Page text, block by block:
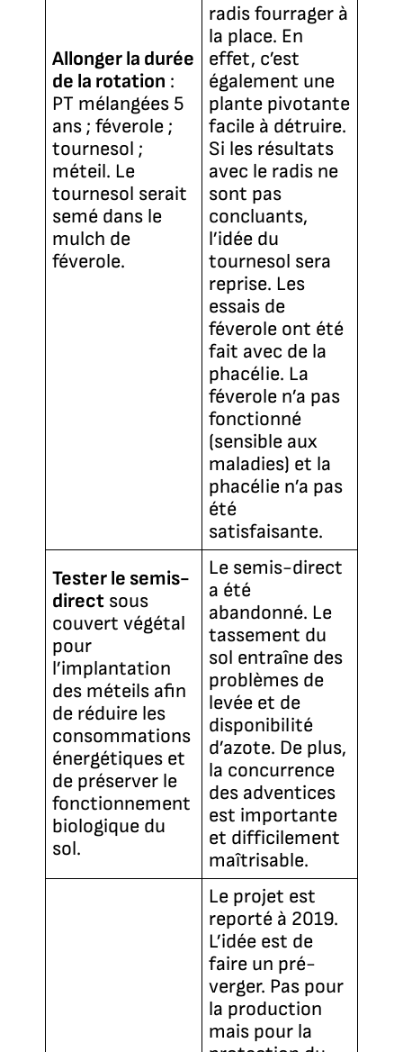
Allonger la durée
de la rotation :
PT mélangées 5
ans ; féverole ;
tournesol ;
méteil. Le
tournesol serait
semé dans le
mulch de
féverole.
radis fourrager à
la place. En
effet, c’est
également une
plante pivotante
facile à détruire.
Si les résultats
avec le radis ne
sont pas
concluants,
l’idée du
tournesol sera
reprise. Les
essais de
féverole ont été
fait avec de la
phacélie. La
féverole n’a pas
fonctionné
(sensible aux
maladies) et la
phacélie n’a pas
été
satisfaisante.
Tester le semis-
direct sous
couvert végétal
pour
l’implantation
des méteils afin
de réduire les
consommations
énergétiques et
de préserver le
fonctionnement
biologique du
sol.
Le semis-direct
a été
abandonné. Le
tassement du
sol entraîne des
problèmes de
levée et de
disponibilité
d’azote. De plus,
la concurrence
des adventices
est importante
et difficilement
maîtrisable.
Le projet est
reporté à 2019.
L’idée est de
faire un pré-
verger. Pas pour
la production
mais pour la